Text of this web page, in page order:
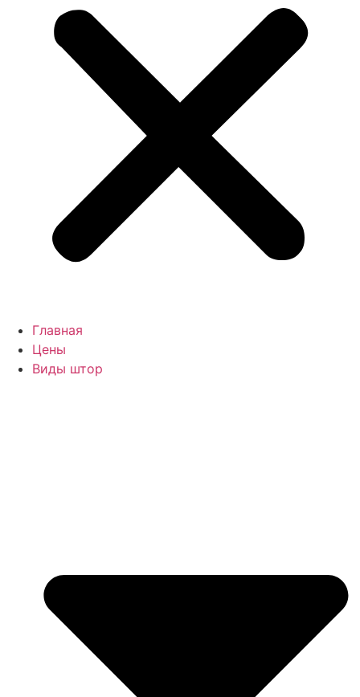
Главная
Цены
Виды штор